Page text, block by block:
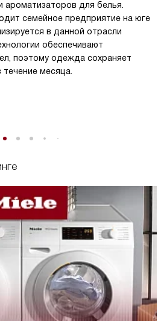
ароматизаторов для белья.
семейное предприятие на юге
в данной отрасли
обеспечивают
поэтому одежда сохраняет
месяца.